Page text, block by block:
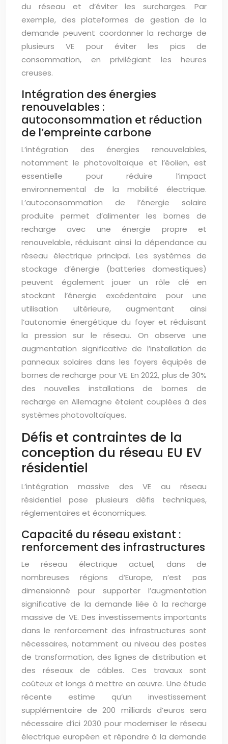
du réseau et d’éviter les surcharges. Par
exemple, des plateformes de gestion de la
demande peuvent coordonner la recharge de
plusieurs VE pour éviter les pics de
consommation, en privilégiant les heures
creuses.
Intégration des énergies
renouvelables :
autoconsommation et réduction
de l’empreinte carbone
L’intégration des énergies renouvelables,
notamment le photovoltaïque et l’éolien, est
essentielle pour réduire l’impact
environnemental de la mobilité électrique.
L’autoconsommation de l’énergie solaire
produite permet d’alimenter les bornes de
recharge avec une énergie propre et
renouvelable, réduisant ainsi la dépendance au
réseau électrique principal. Les systèmes de
stockage d’énergie (batteries domestiques)
peuvent également jouer un rôle clé en
stockant l’énergie excédentaire pour une
utilisation ultérieure, augmentant ainsi
l’autonomie énergétique du foyer et réduisant
la pression sur le réseau. On observe une
augmentation significative de l’installation de
panneaux solaires dans les foyers équipés de
bornes de recharge pour VE. En 2022, plus de 30%
des nouvelles installations de bornes de
recharge en Allemagne étaient couplées à des
systèmes photovoltaïques.
Défis et contraintes de la
conception du réseau EU EV
résidentiel
L’intégration massive des VE au réseau
résidentiel pose plusieurs défis techniques,
réglementaires et économiques.
Capacité du réseau existant :
renforcement des infrastructures
Le réseau électrique actuel, dans de
nombreuses régions d’Europe, n’est pas
dimensionné pour supporter l’augmentation
significative de la demande liée à la recharge
massive de VE. Des investissements importants
dans le renforcement des infrastructures sont
nécessaires, notamment au niveau des postes
de transformation, des lignes de distribution et
des réseaux de câbles. Ces travaux sont
coûteux et longs à mettre en œuvre. Une étude
récente estime qu’un investissement
supplémentaire de 200 milliards d’euros sera
nécessaire d’ici 2030 pour moderniser le réseau
électrique européen et répondre à la demande